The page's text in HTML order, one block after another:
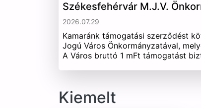
Székesfehérvár M.J.V.
2026.07.29
Kamaránk támogatási szerződést
Jogú Város Önkormányzatával,
A Város bruttó 1 mFt támogatást
Kiemelt